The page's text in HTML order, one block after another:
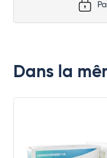
Dans la